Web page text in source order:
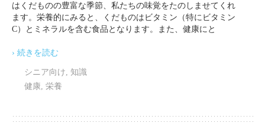
はくだものの豊富な季節、私たちの味覚をたのしませてくれ
ます。栄養的にみると、くだものはビタミン（特にビタミン
C）とミネラルを含む食品となります。また、健康にと
› 続きを読む
シニア向け 知識
健康 栄養